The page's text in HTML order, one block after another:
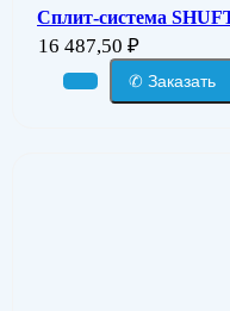
Сплит-система
16 487,50 ₽
✆ Заказать